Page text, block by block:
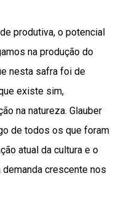
produtiva, o potencial
na produção do
nesta safra foi de
existe sim,
na natureza. Glauber
de todos os que foram
atual da cultura e o
crescente nos